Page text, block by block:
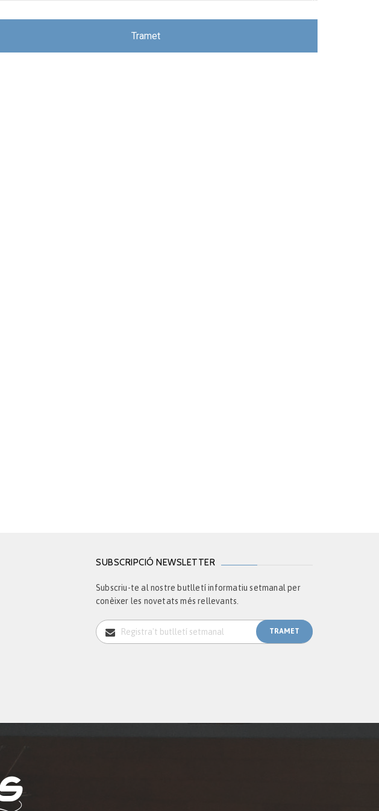
SUBSCRIPCIÓ NEWSLETTER
Subscriu-te al nostre butlletí informatiu setmanal per
conèixer les novetats més rellevants.